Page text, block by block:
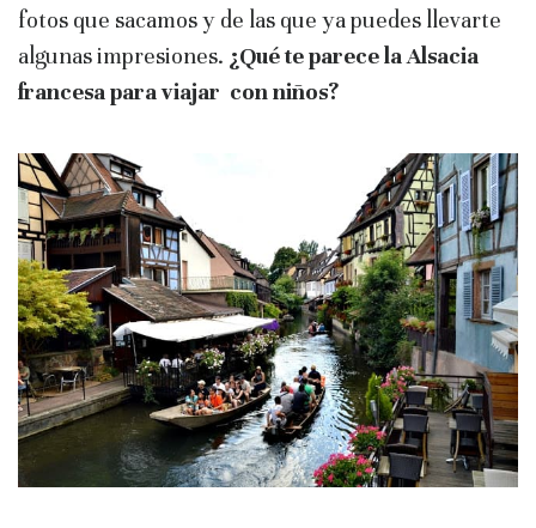
fotos que sacamos y de las que ya puedes llevarte
algunas impresiones. ¿Qué te parece la Alsacia
francesa para viajar con niños?